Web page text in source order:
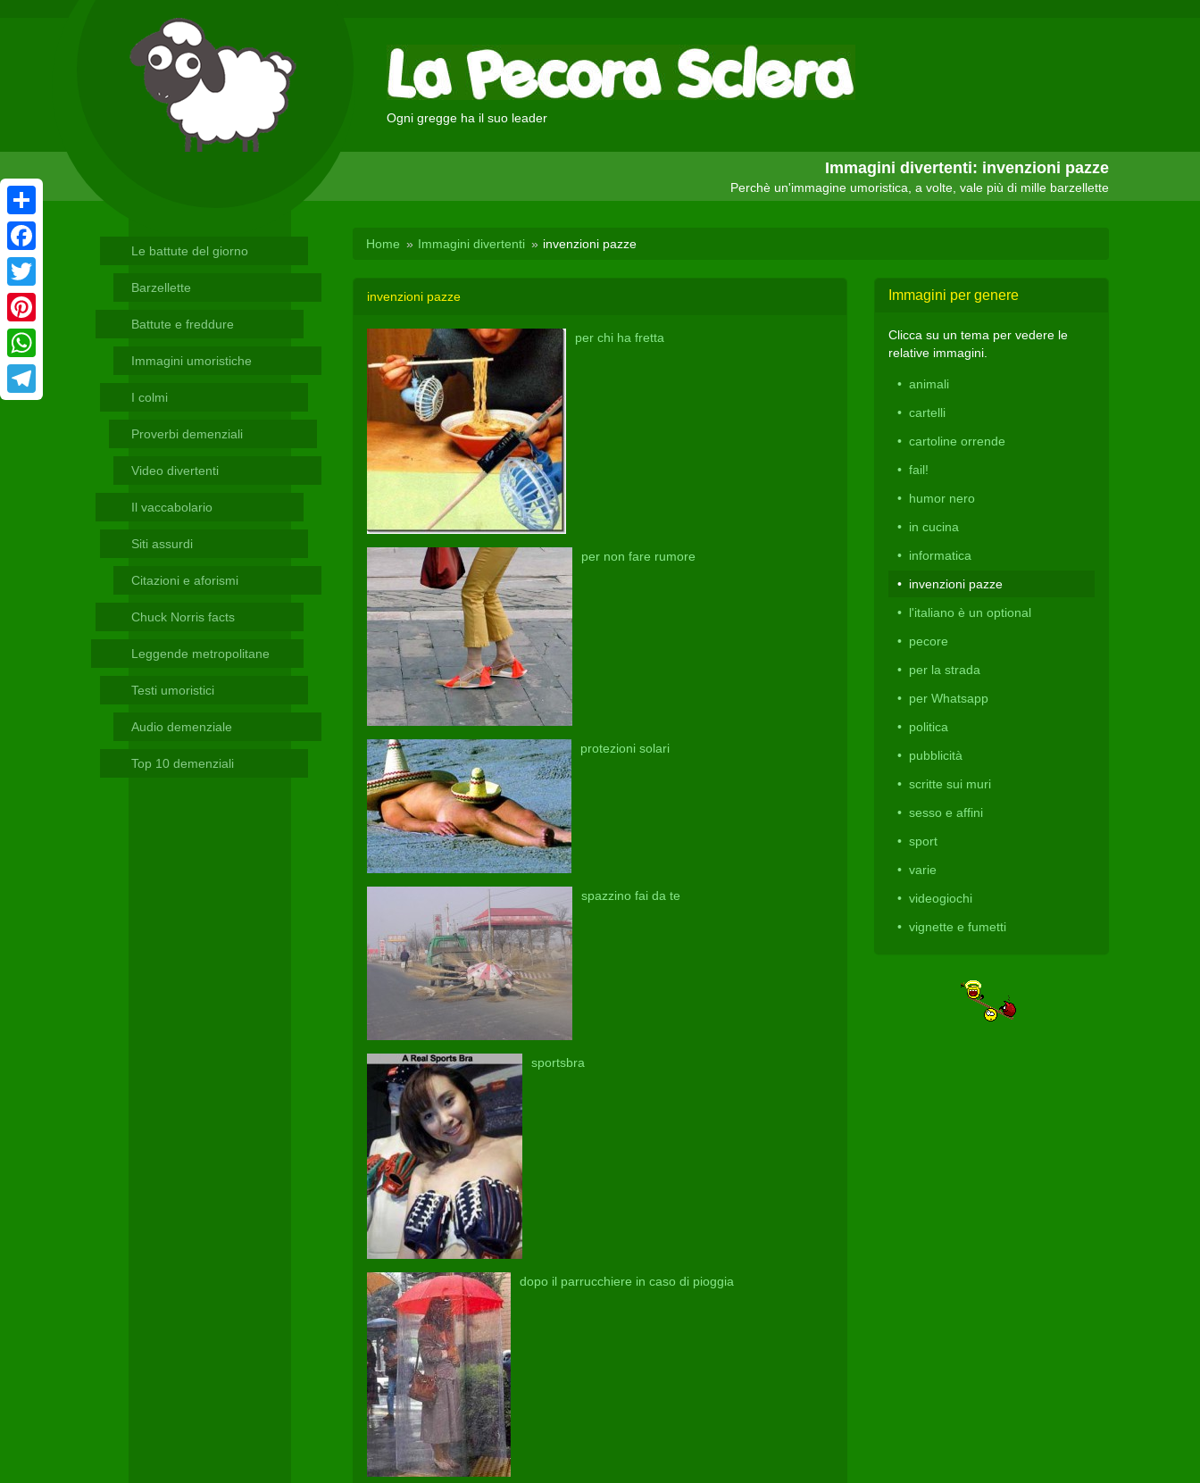
Ogni gregge ha il suo leader
Immagini divertenti: invenzioni pazze
Perchè un'immagine umoristica, a volte, vale più di mille barzellette
Le battute del giorno
Barzellette
Battute e freddure
Immagini umoristiche
I colmi
Proverbi demenziali
Video divertenti
Il vaccabolario
Siti assurdi
Citazioni e aforismi
Chuck Norris facts
Leggende metropolitane
Testi umoristici
Audio demenziale
Top 10 demenziali
Home Immagini divertenti invenzioni pazze
invenzioni pazze
per chi ha fretta
per non fare rumore
protezioni solari
spazzino fai da te
sportsbra
dopo il parrucchiere in caso di pioggia
Immagini per genere
Clicca su un tema per vedere le
relative immagini.
animali
cartelli
cartoline orrende
fail!
humor nero
in cucina
informatica
invenzioni pazze
l'italiano è un optional
pecore
per la strada
per Whatsapp
politica
pubblicità
scritte sui muri
sesso e affini
sport
varie
videogiochi
vignette e fumetti
Condividi
Facebook
Twitter
Pinterest
WhatsApp